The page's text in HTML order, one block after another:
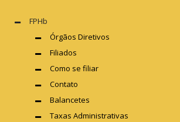
FPHb
Órgãos Diretivos
Filiados
Como se filiar
Contato
Balancetes
Taxas Administrativas